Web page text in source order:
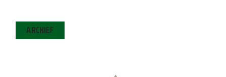
ARCHIEF